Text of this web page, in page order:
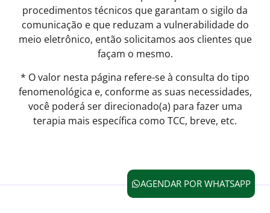
procedimentos técnicos que garantam o sigilo da
comunicação e que reduzam a vulnerabilidade do
meio eletrônico, então solicitamos aos clientes que
façam o mesmo.
* O valor nesta página refere-se à consulta do tipo
fenomenológica e, conforme as suas necessidades,
você poderá ser direcionado(a) para fazer uma
terapia mais específica como TCC, breve, etc.
AGENDAR POR WHATSAPP